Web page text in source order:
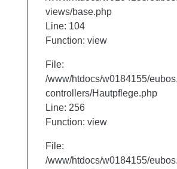
views/base.php
Line: 104
Function: view
File:
/www/htdocs/w0184155/
controllers/Hautpflege.php
Line: 256
Function: view
File:
/www/htdocs/w0184155/
views/base.php
Line: 104
Function: view
File:
/www/htdocs/w0184155/
controllers/Hautpflege.php
Line: 256
Function: view
File:
/www/htdocs/w0184155/